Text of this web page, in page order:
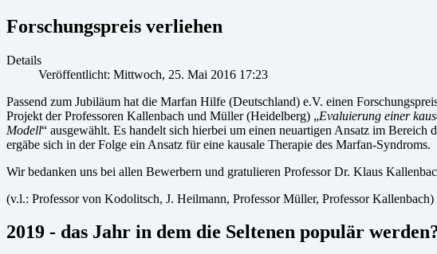
Forschungspreis verliehen
Details
Veröffentlicht: Mittwoch, 25. Mai 2016 17:23
Passend zum Jubiläum hat die Marfan Hilfe (Deutschland) e.V. einen
Projekt der Professoren Kallenbach und Müller (Heidelberg) „Evaluierung einer
Modell“ ausgewählt. Es handelt sich hierbei um einen neuartigen Ansatz im
ergäbe sich in der Folge ein Ansatz für eine kausale Therapie des Marfan-Syndroms.
Wir bedanken uns bei allen Bewerbern und gratulieren Professor Dr. Klaus
(v.l.: Professor von Kodolitsch, J. Heilmann, Professor Müller, Professor Kallenbach)
2019 - das Jahr in dem die Seltenen populär